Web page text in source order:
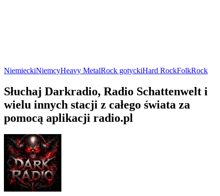
NiemieckiNiemcyHeavy MetalRock gotyckiHard RockFolkRock
Słuchaj Darkradio, Radio Schattenwelt i
wielu innych stacji z całego świata za
pomocą aplikacji radio.pl